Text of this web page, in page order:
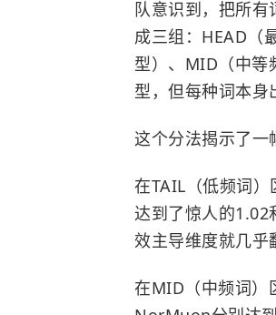
队意识到，把所
成三组：HEAD（
型）、MID（中等
型，但每种词本身
这个分法揭示了一
在TAIL（低频词
达到了惊人的
效主导维度就几乎
在MID（中频词）